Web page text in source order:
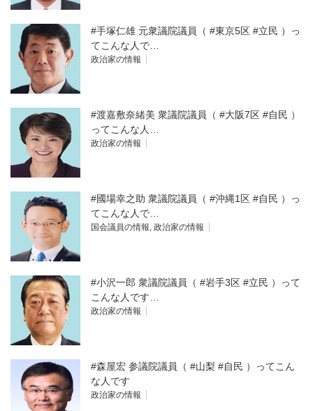
#手塚仁雄 元衆議院議員（ #東京5区 #立民 ）っ
てこんな人で…
政治家の情報
#渡嘉敷奈緒美 衆議院議員（ #大阪7区 #自民 ）
ってこんな人…
政治家の情報
#國場幸之助 衆議院議員（ #沖縄1区 #自民 ）っ
てこんな人で…
国会議員の情報 政治家の情報
#小沢一郎 衆議院議員（ #岩手3区 #立民 ）って
こんな人です…
政治家の情報
#森屋宏 参議院議員（ #山梨 #自民 ）ってこん
な人です
政治家の情報